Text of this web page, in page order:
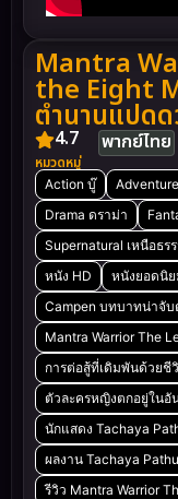
Mantra
the Eight
ตำนานแปด
4.7 พากย์ไทย
หมวดหมู่
Action บู๊
Drama ดราม่า
Supernatural เหนือธร
หนัง HD
หนังยอดนิย
Campen บทบาทน่าจับ
Mantra Warrior The
การต่อสู้ที่เดิมพันด้วยชี
ตัวละครหญิงตกอยู่ในอั
นักแสดง Tachaya
ผลงาน Tachaya
รีวิว Mantra Warrior